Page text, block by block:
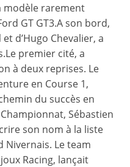
modèle rarement
GT GT3.A son bord,
d’Hugo Chevalier, a
premier cité, a
à deux reprises. Le
en Course 1,
du succès en
Sébastien
son nom à la liste
Nivernais. Le team
Racing, lançait